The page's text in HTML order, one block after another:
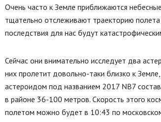
Очень часто к Земле приближаются
тщательно отслеживают траекторию
последствия для нас будут
Сейчас они внимательно исследует два
них пролетит довольно-таки близко к
астероидом под названием 2017 NB7
в районе 36-100 метров. Скорость этого
полетом можно будет в 10:43 по